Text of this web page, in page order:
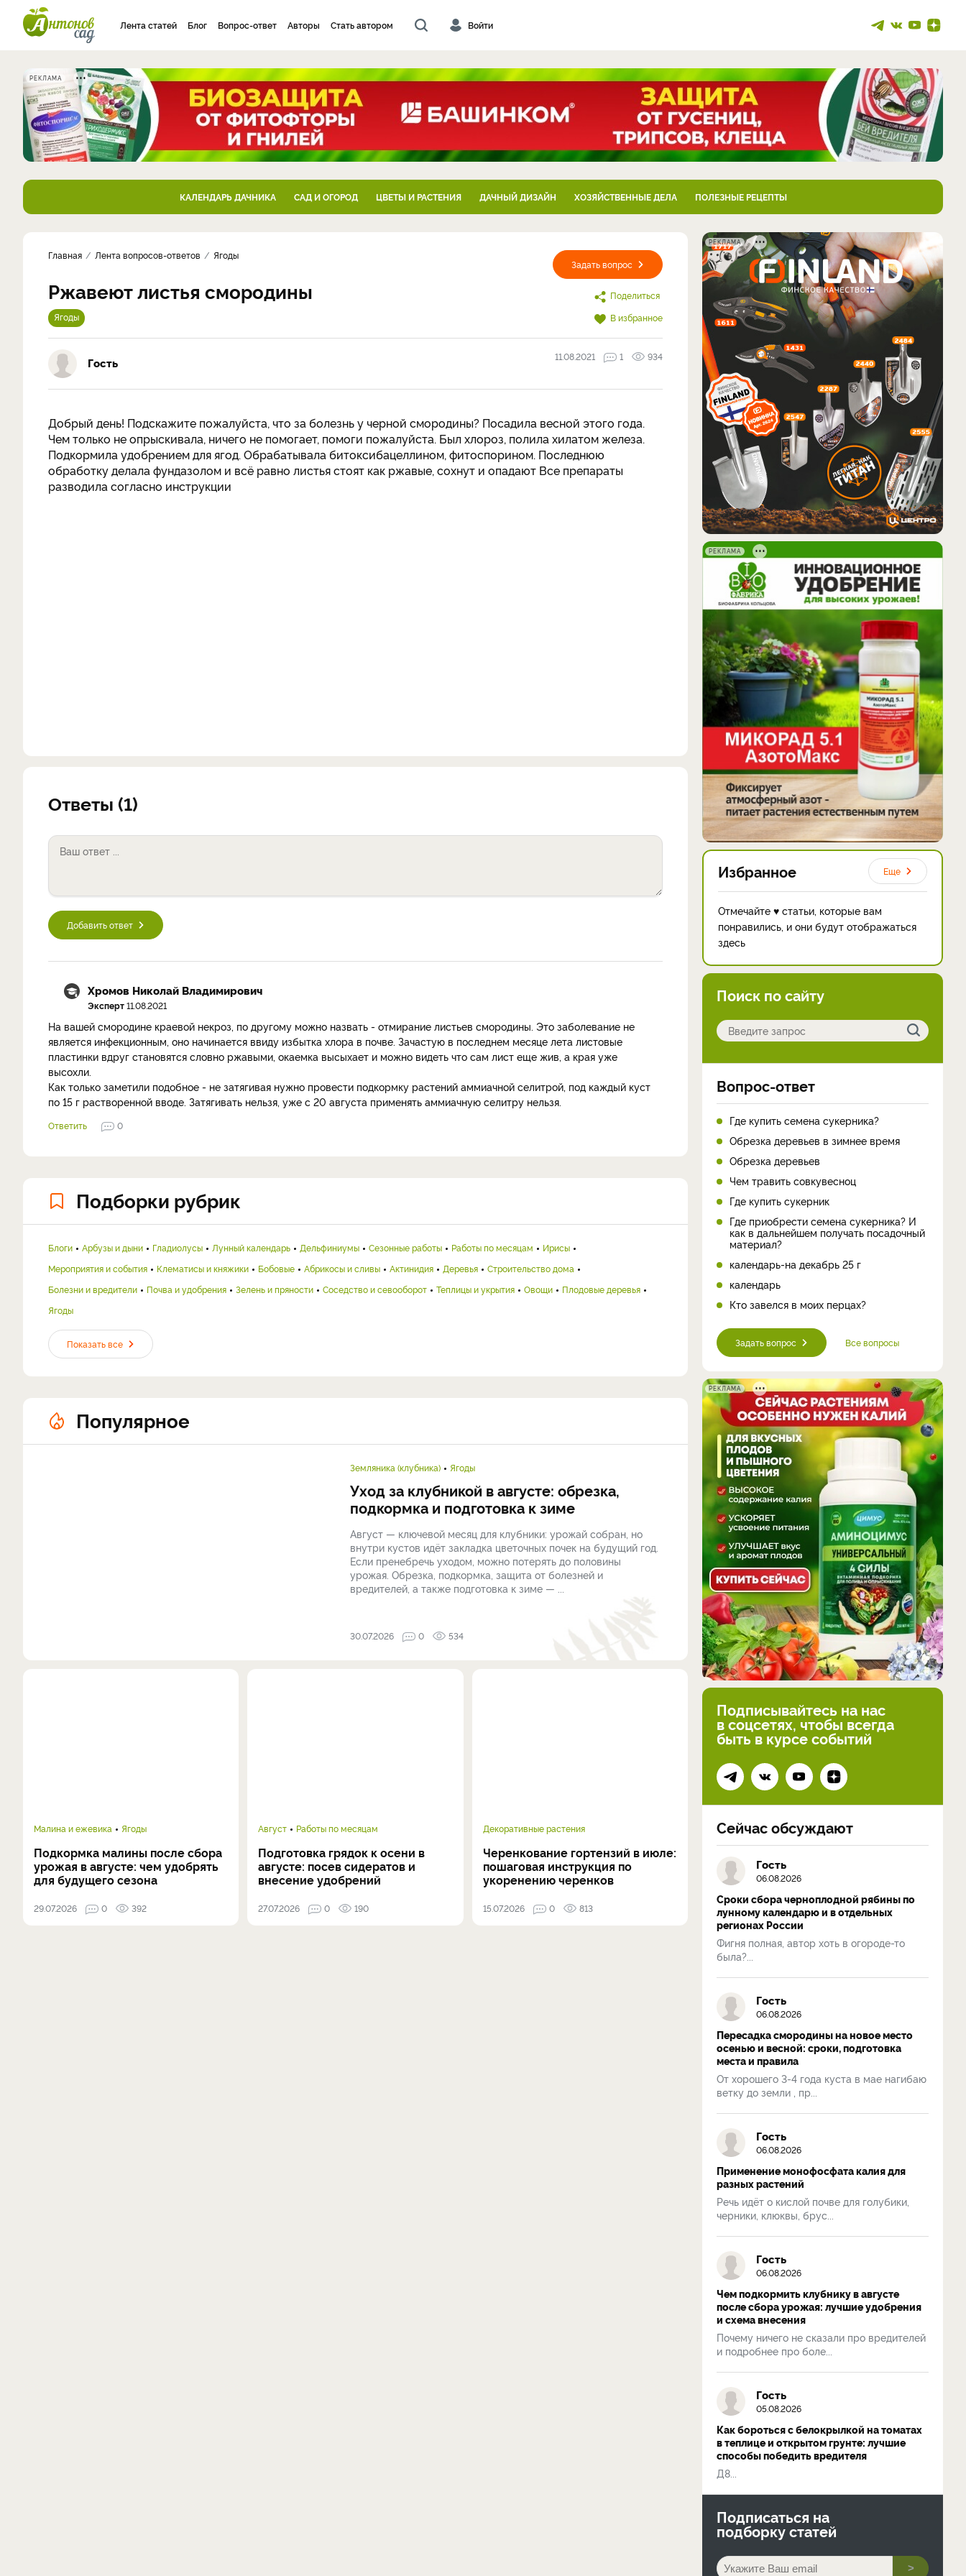
Лента статей Блог Вопрос-ответ Авторы Стать автором Войти
РЕКЛАМА
КАЛЕНДАРЬ ДАЧНИКА САД И ОГОРОД ЦВЕТЫ И РАСТЕНИЯ ДАЧНЫЙ ДИЗАЙН ХОЗЯЙСТВЕННЫЕ ДЕЛА ПОЛЕЗНЫЕ РЕЦЕПТЫ
Задать вопрос
Поделиться
В избранное
Главная Лента вопросов-ответов Ягоды
Ржавеют листья смородины
Ягоды
Гость 11.08.2021 1 934
Добрый день! Подскажите пожалуйста, что за болезнь у черной смородины? Посадила весной этого года.
Чем только не опрыскивала, ничего не помогает, помоги пожалуйста. Был хлороз, полила хилатом железа.
Подкормила удобрением для ягод. Обрабатывала битоксибацеллином, фитоспорином. Последнюю
обработку делала фундазолом и всё равно листья стоят как ржавые, сохнут и опадают Все препараты
разводила согласно инструкции
Ответы (1)
Добавить ответ
Хромов Николай Владимирович
Эксперт11.08.2021
На вашей смородине краевой некроз, по другому можно назвать - отмирание листьев смородины. Это заболевание не
является инфекционным, оно начинается ввиду избытка хлора в почве. Зачастую в последнем месяце лета листовые
пластинки вдруг становятся словно ржавыми, окаемка высыхает и можно видеть что сам лист еще жив, а края уже
высохли.
Как только заметили подобное - не затягивая нужно провести подкормку растений аммиачной селитрой, под каждый куст
по 15 г растворенной вводе. Затягивать нельзя, уже с 20 августа применять аммиачную селитру нельзя.
Ответить 0
Подборки рубрик
Блоги Арбузы и дыни Гладиолусы Лунный календарь Дельфиниумы Сезонные работы Работы по месяцам
Ирисы
Мероприятия и события
Клематисы и княжики Бобовые Абрикосы и сливы Актинидия Деревья
Строительство дома
Болезни и вредители
Почва и удобрения Зелень и пряности Соседство и севооборот Теплицы и укрытия Овощи
Плодовые деревья
Ягоды
Показать все
Популярное
Земляника (клубника) Ягоды
Уход за клубникой в августе: обрезка,
подкормка и подготовка к зиме
Август — ключевой месяц для клубники: урожай собран, но
внутри кустов идёт закладка цветочных почек на будущий год.
Если пренебречь уходом, можно потерять до половины
урожая. Обрезка, подкормка, защита от болезней и
вредителей, а также подготовка к зиме — ...
30.07.2026 0 534
Малина и ежевика Ягоды
Подкормка малины после сбора
урожая в августе: чем удобрять
для будущего сезона
29.07.2026 0 392
Август Работы по месяцам
Подготовка грядок к осени в
августе: посев сидератов и
внесение удобрений
27.07.2026 0 190
Декоративные растения
Черенкование гортензий в июле:
пошаговая инструкция по
укоренению черенков
15.07.2026 0 813
РЕКЛАМА
РЕКЛАМА
Избранное Еще
Отмечайте ♥ статьи, которые вам
понравились, и они будут отображаться
здесь
Поиск по сайту
Вопрос-ответ
Где купить семена сукерника?
Обрезка деревьев в зимнее время
Обрезка деревьев
Чем травить совкувесноц
Где купить сукерник
Где приобрести семена сукерника? И
как в дальнейшем получать посадочный
материал?
календарь-на декабрь 25 г
календарь
Кто завелся в моих перцах?
Задать вопрос Все вопросы
РЕКЛАМА
Подписывайтесь на нас
в соцсетях, чтобы всегда
быть в курсе событий
Сейчас обсуждают
Гость
06.08.2026
Сроки сбора черноплодной рябины по
лунному календарю и в отдельных
регионах России
Фигня полная, автор хоть в огороде-то
была?...
Гость
06.08.2026
Пересадка смородины на новое место
осенью и весной: сроки, подготовка
места и правила
От хорошего 3-4 года куста в мае нагибаю
ветку до земли , пр...
Гость
06.08.2026
Применение монофосфата калия для
разных растений
Речь идёт о кислой почве для голубики,
черники, клюквы, брус...
Гость
06.08.2026
Чем подкормить клубнику в августе
после сбора урожая: лучшие удобрения
и схема внесения
Почему ничего не сказали про вредителей
и подробнее про боле...
Гость
05.08.2026
Как бороться с белокрылкой на томатах
в теплице и открытом грунте: лучшие
способы победить вредителя
Д8...
Подписаться на
подборку статей
>